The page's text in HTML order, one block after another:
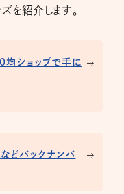
を紹介します。
均ショップで手に
どバックナンバ